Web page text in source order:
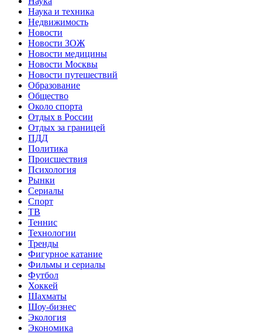
Наука и техника
Недвижимость
Новости
Новости ЗОЖ
Новости медицины
Новости Москвы
Новости путешествий
Образование
Общество
Около спорта
Отдых в России
Отдых за границей
ПДД
Политика
Происшествия
Психология
Рынки
Сериалы
Спорт
ТВ
Теннис
Технологии
Тренды
Фигурное катание
Фильмы и сериалы
Футбол
Хоккей
Шахматы
Шоу-бизнес
Экология
Экономика